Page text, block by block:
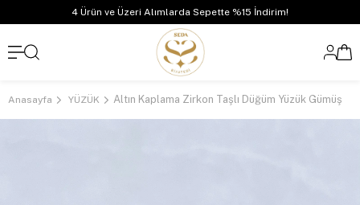
4 Ürün ve Üzeri Alımlarda Sepette %15 İndirim!
Anasayfa YÜZÜK Altın Kaplama Zirkon Taşlı Düğüm Yüzük Gümüş